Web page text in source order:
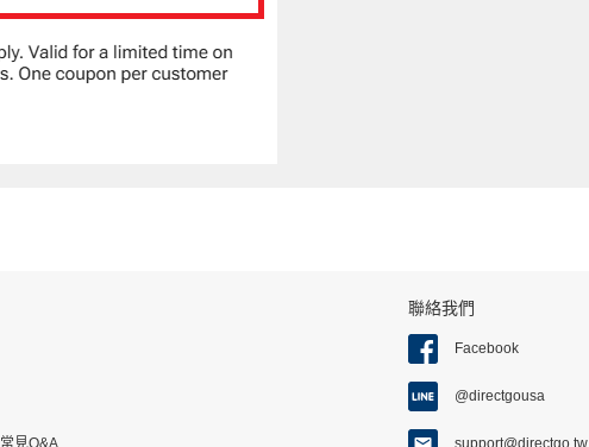
常見Q&A
聯絡我們
Facebook
@directgousa
support@directgo.tw